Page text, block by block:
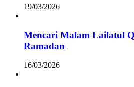
19/03/2026
Mencari Malam Lailatul
Ramadan
16/03/2026